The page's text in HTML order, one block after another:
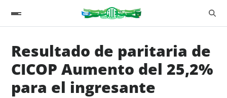
Resultado de paritaria de
CICOP Aumento del 25,2%
para el ingresante